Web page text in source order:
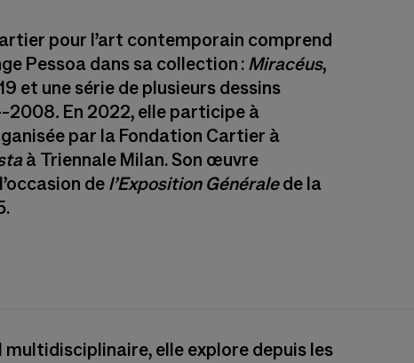
pour l’art contemporain comprend
Pessoa dans sa collection : Miracéus,
et une série de plusieurs dessins
2008. En 2022, elle participe à
par la Fondation Cartier à
à Triennale Milan. Son œuvre
de l’Exposition Généralede la
multidisciplinaire, elle explore depuis les